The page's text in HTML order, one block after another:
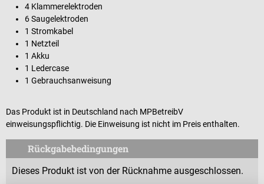
4 Klammerelektroden
6 Saugelektroden
1 Stromkabel
1 Netzteil
1 Akku
1 Ledercase
1 Gebrauchsanweisung
Das Produkt ist in Deutschland nach MPBetreibV
einweisungspflichtig. Die Einweisung ist nicht im Preis enthalten.
Rückgabebedingungen
Dieses Produkt ist von der Rücknahme ausgeschlossen.